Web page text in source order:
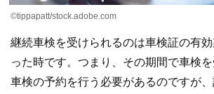
©tippapatt/stock.adobe.com
継続車検を受けられるのは車検証の有
った時です。つまり、その期間で車検
車検の予約を行う必要があるのですが